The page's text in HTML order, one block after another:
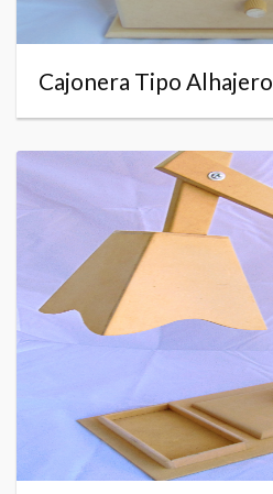
Cajonera Tipo Alhajero